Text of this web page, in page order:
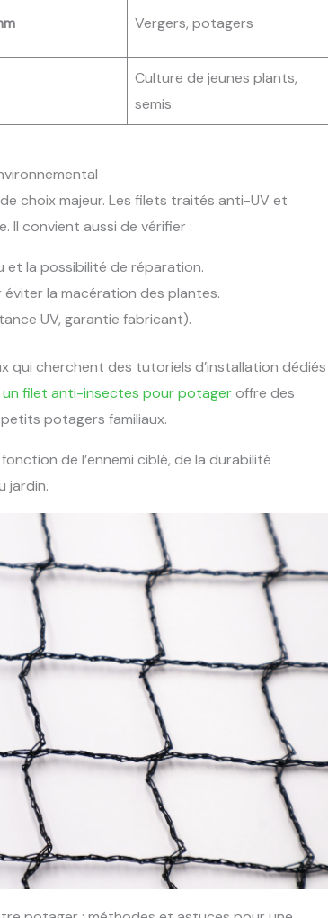
Vergers, potagers
Culture de jeunes plants,
semis
choix majeur. Les filets traités anti-UV et
Il convient aussi de vérifier :
et la possibilité de réparation.
éviter la macération des plantes.
UV, garantie fabricant).
qui cherchent des tutoriels d’installation dédiés
un filet anti-insectes pour potageroffre des
potagers familiaux.
de l’ennemi ciblé, de la durabilité
jardin.